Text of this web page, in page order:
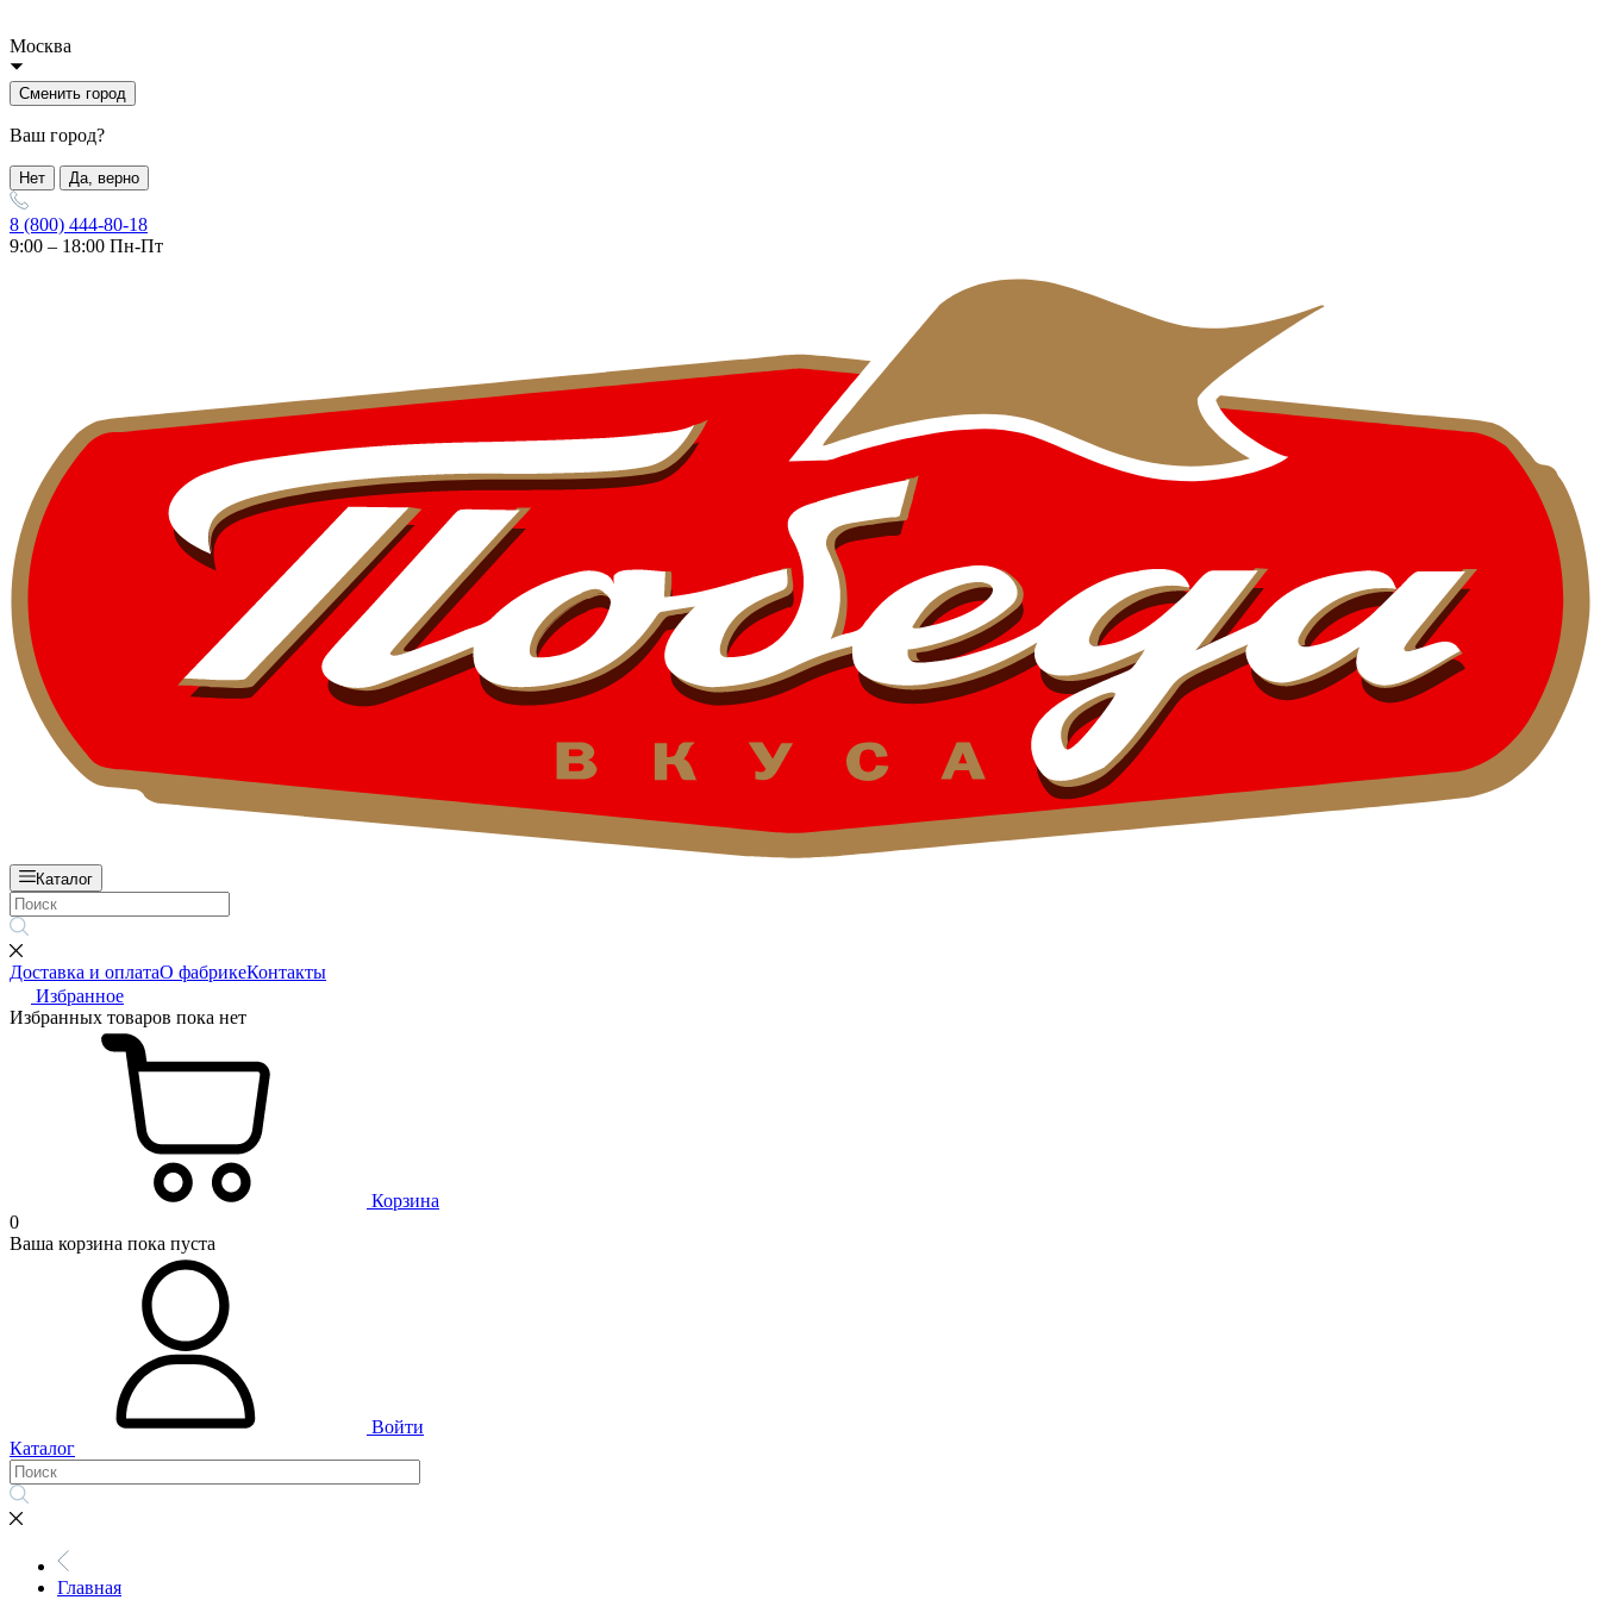
Москва
Сменить город
Ваш город?
Нет Да, верно
8 (800) 444-80-18
9:00 – 18:00 Пн-Пт
Каталог
Доставка и оплатаО фабрикеКонтакты
Избранное
Избранных товаров пока нет
Корзина
0
Ваша корзина пока пуста
Войти
Каталог
Главная